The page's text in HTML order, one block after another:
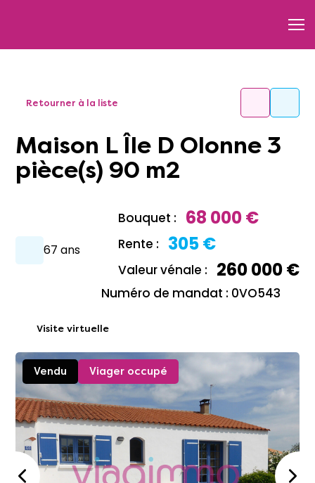
Retourner à la liste
Maison L Île D Olonne 3
pièce(s) 90 m2
67 ans
Bouquet : 68 000 €
Rente : 305 €
Valeur vénale : 260 000 €
Numéro de mandat : 0VO543
Visite virtuelle
Vendu Viager occupé